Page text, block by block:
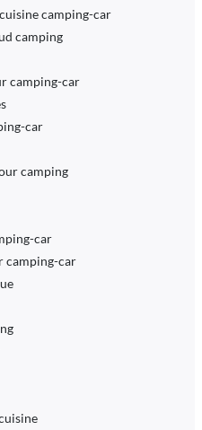
camping-car
camping
camping-car
car
camping
car
camping-car